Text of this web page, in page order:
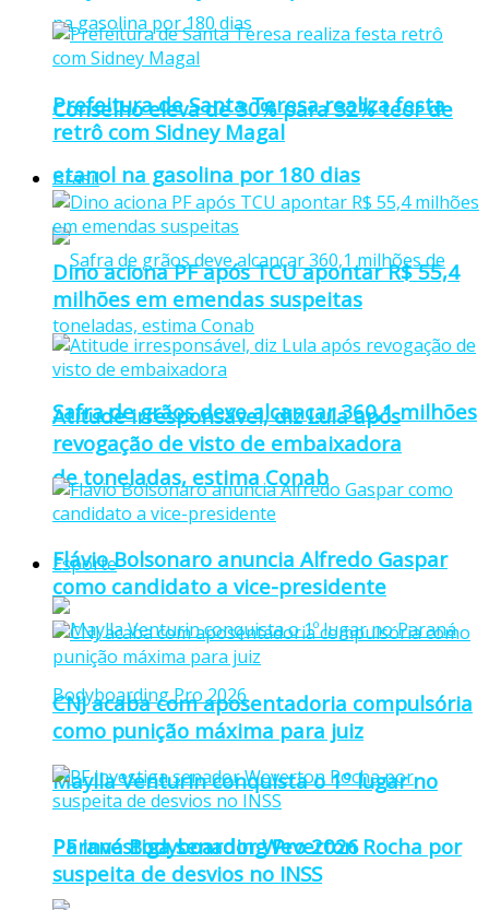
Conselho eleva de 30% para 32% teor de
etanol na gasolina por 180 dias
Safra de grãos deve alcançar 360,1 milhões
de toneladas, estima Conab
Esporte
Maylla Venturin conquista o 1º lugar no
Paraná Bodyboarding Pro 2026
Prefeitura de Santa Teresa realiza festa
retrô com Sidney Magal
Brasil
Dino aciona PF após TCU apontar R$ 55,4
milhões em emendas suspeitas
Atitude irresponsável, diz Lula após
revogação de visto de embaixadora
Flávio Bolsonaro anuncia Alfredo Gaspar
como candidato a vice-presidente
CNJ acaba com aposentadoria compulsória
como punição máxima para juiz
PF investiga senador Weverton Rocha por
suspeita de desvios no INSS